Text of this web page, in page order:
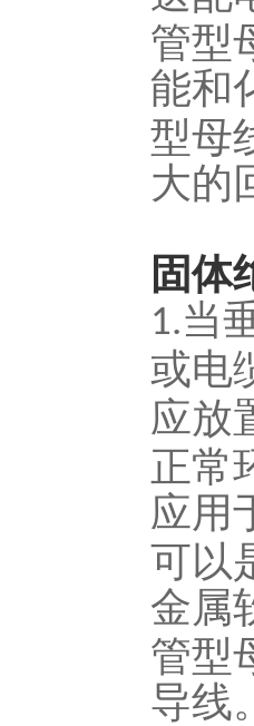
管型
能和
型母
大的
固体
1.当
或电
应放
正常
应用
可以
金属
管型
导线